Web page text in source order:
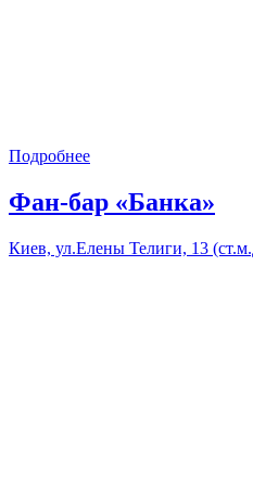
Подробнее
Фан-бар «Банка»
Киев, ул.Елены Телиги, 13